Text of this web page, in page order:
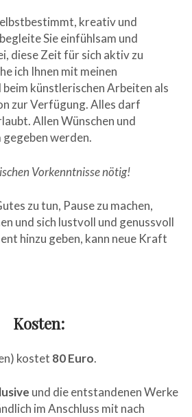
kreativ und
Sie einfühlsam und
diese Zeit für sich aktiv zu
ich Ihnen mit meinen
künstlerischen Arbeiten als
zur Verfügung. Alles darf
Allen Wünschen und
werden.
Vorkenntnisse nötig!
zu tun, Pause zu machen,
und sich lustvoll und genussvoll
hinzu geben, kann neue Kraft
Kosten:
kostet 80 Euro.
und die entstandenen Werke
im Anschluss mit nach